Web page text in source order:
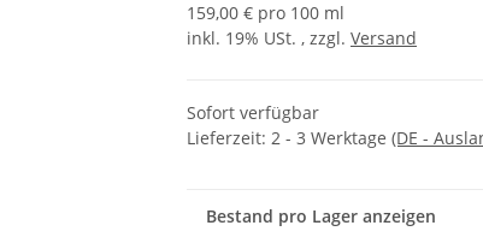
159,00 € pro 100 ml
inkl. 19% USt. , zzgl. Versand
Sofort verfügbar
Lieferzeit: 2 - 3 Werktage (DE -
Bestand pro Lager anzeigen